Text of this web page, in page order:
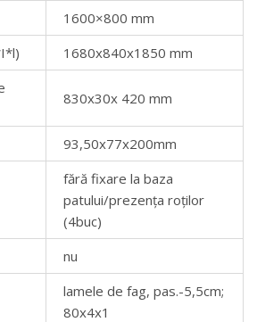
1600×800 mm
1680x840x1850 mm
830x30x 420 mm
93,50x77x200mm
fără fixare la baza
patului/prezența roților
(4buc)
nu
lamele de fag, pas.-5,5cm;
80x4x1